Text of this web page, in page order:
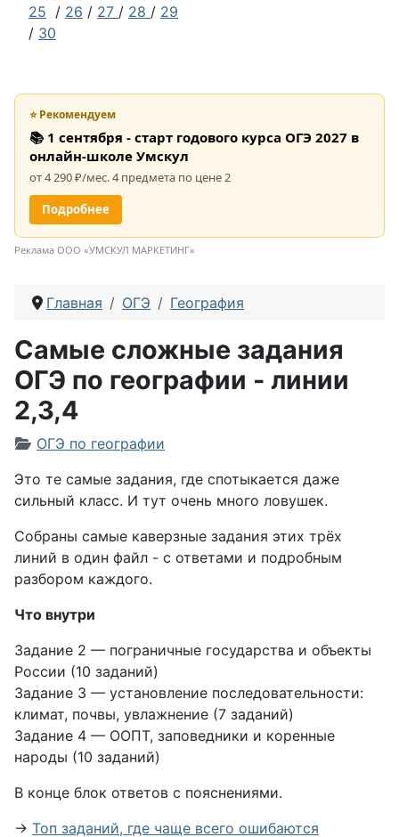
25 / 26 / 27 / 28 / 29
/ 30
⭐ Рекомендуем
📚 1 сентября - старт годового курса ОГЭ 2027 в
онлайн-школе Умскул
от 4 290 ₽/мес. 4 предмета по цене 2
Подробнее
Реклама ООО «УМСКУЛ МАРКЕТИНГ»
Главная ОГЭ География
Самые сложные задания
ОГЭ по географии - линии
2,3,4
Информация о материале
ОГЭ по географии
Это те самые задания, где спотыкается даже
сильный класс. И тут очень много ловушек.
Собраны самые каверзные задания этих трёх
линий в один файл - с ответами и подробным
разбором каждого.
Что внутри
Задание 2 — пограничные государства и объекты
России (10 заданий)
Задание 3 — установление последовательности:
климат, почвы, увлажнение (7 заданий)
Задание 4 — ООПТ, заповедники и коренные
народы (10 заданий)
В конце блок ответов с пояснениями.
→ Топ заданий, где чаще всего ошибаются